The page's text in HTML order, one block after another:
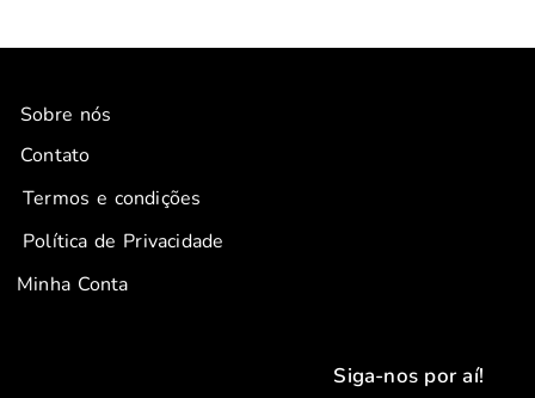
Sobre nós
Contato
Termos e condições
Política de Privacidade
Minha Conta
Siga-nos por aí!